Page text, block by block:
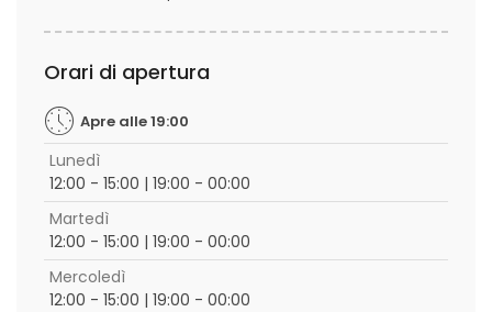
Orari di apertura
Apre alle 19:00
Lunedì
12:00 - 15:00 | 19:00 - 00:00
Martedì
12:00 - 15:00 | 19:00 - 00:00
Mercoledì
12:00 - 15:00 | 19:00 - 00:00